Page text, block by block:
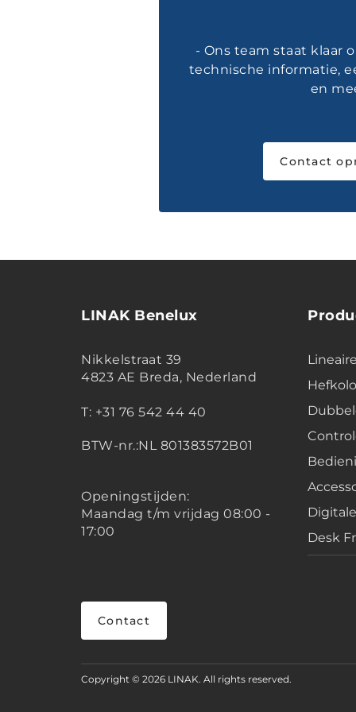
- Ons team staat klaar
technische informatie,
en
Contact
LINAK Benelux
Nikkelstraat 39
4823 AE Breda, Nederland
T: +31 76 542 44 40
BTW-nr.:NL 801383572B01
Openingstijden:
Maandag t/m vrijdag 08:00 -
17:00
Contact
Desk
Copyright © 2026 LINAK. All rights reserved.